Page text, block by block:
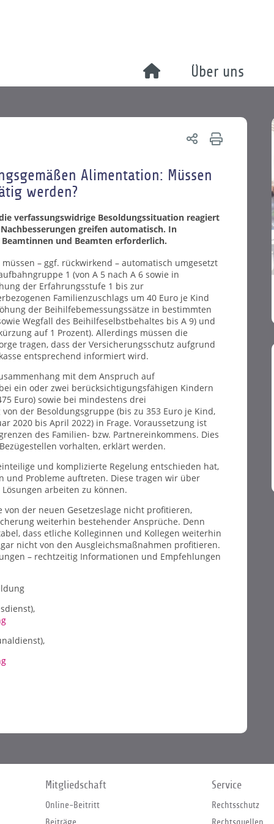
Über uns
Alimentation: Müssen
werden?
verfassungswidrige Besoldungssituation reagiert
greifen automatisch. In
und Beamten erforderlich.
– ggf. rückwirkend – automatisch umgesetzt
1 (von A 5 nach A 6 sowie in
der Erfahrungsstufe 1 bis zur
Familienzuschlags um 40 Euro je Kind
der Beihilfebemessungssätze in bestimmten
Wegfall des Beihilfeselbstbehaltes bis A 9) und
auf 1 Prozent). Allerdings müssen die
tragen, dass der Versicherungsschutz aufgrund
entsprechend informiert wird.
mit dem Anspruch auf
ein oder zwei berücksichtigungsfähigen Kindern
Euro) sowie bei mindestens drei
der Besoldungsgruppe (bis zu 353 Euro je Kind,
2020 bis April 2022) in Frage. Voraussetzung ist
des Familien- bzw. Partnereinkommens. Dies
vorhalten, erklärt werden.
und komplizierte Regelung entschieden hat,
und Probleme auftreten. Diese tragen wir über
arbeiten zu können.
der neuen Gesetzeslage nicht profitieren,
weiterhin bestehender Ansprüche. Denn
dass etliche Kolleginnen und Kollegen weiterhin
nicht von den Ausgleichsmaßnahmen profitieren.
– rechtzeitig Informationen und Empfehlungen
Mitgliedschaft
Online-Beitritt
Service
Rechtsschutz